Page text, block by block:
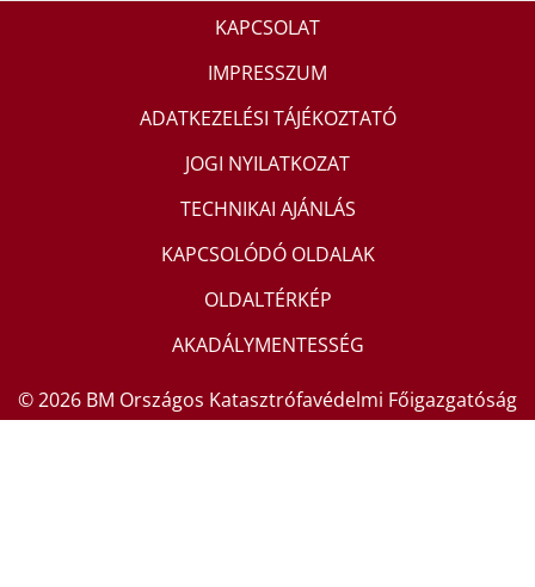
KAPCSOLAT
IMPRESSZUM
ADATKEZELÉSI TÁJÉKOZTATÓ
JOGI NYILATKOZAT
TECHNIKAI AJÁNLÁS
KAPCSOLÓDÓ OLDALAK
OLDALTÉRKÉP
AKADÁLYMENTESSÉG
© 2026 BM Országos Katasztrófavédelmi Főigazgatóság